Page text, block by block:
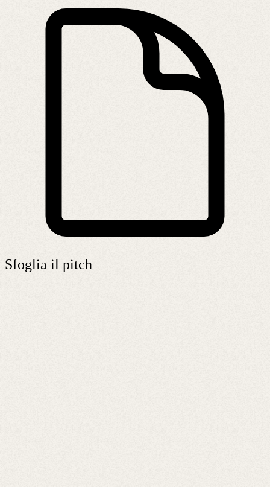
Sfoglia il pitch